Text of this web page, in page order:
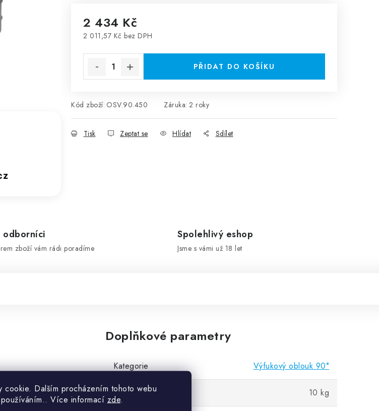
cookie. Dalším procházením tohoto webu
Více informací zde.
2 434 Kč
2 011,57 Kč bez DPH
PŘIDAT DO KOŠÍKU
Kód zboží: OSV.90.450 Záruka: 2 roky
Tisk Zeptat se Hlídat Sdílet
odborníci
zboží vám rádi poradíme
Spolehlivý eshop
Jsme s vámi už 18 let
Doplňkové parametry
Kategorie Výfukový oblouk 90°
Hmotnost 10 kg